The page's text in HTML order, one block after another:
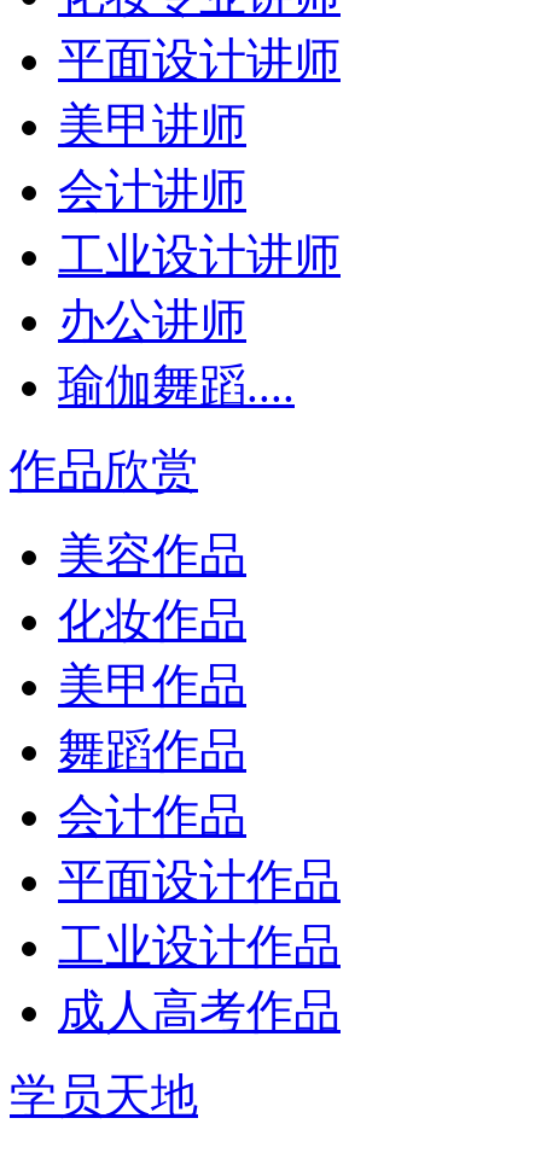
平面设计讲师
美甲讲师
会计讲师
工业设计讲师
办公讲师
瑜伽舞蹈....
作品欣赏
美容作品
化妆作品
美甲作品
舞蹈作品
会计作品
平面设计作品
工业设计作品
成人高考作品
学员天地